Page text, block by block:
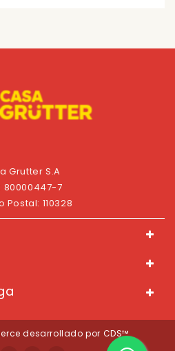
Grutter S.A
80000447-7
Postal: 110328
desarrollado por CDS™